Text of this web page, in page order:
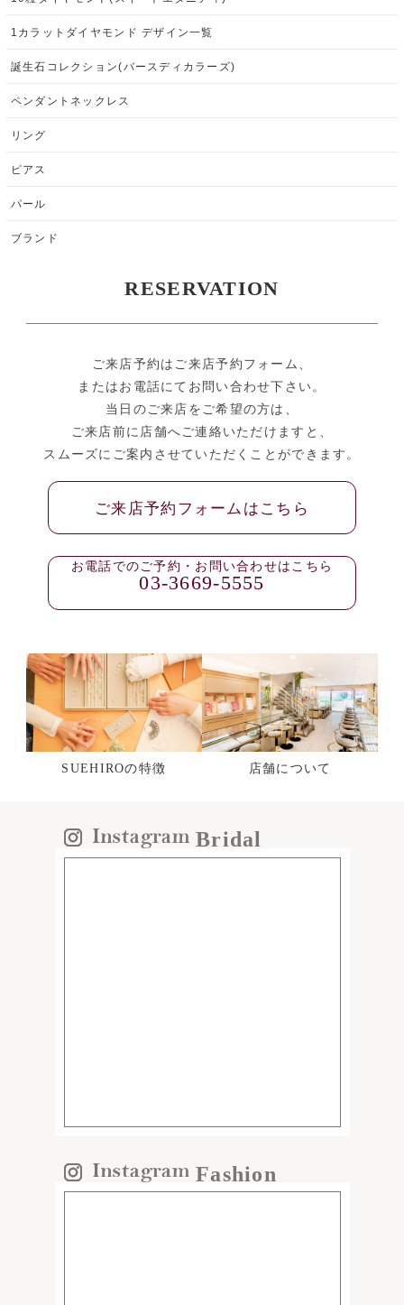
1カラットダイヤモンド デザイン一覧
誕生石コレクション(バースディカラーズ)
ペンダントネックレス
リング
ピアス
パール
ブランド
RESERVATION
ご来店予約はご来店予約フォーム、
またはお電話にてお問い合わせ下さい。
当日のご来店をご希望の方は、
ご来店前に店舗へご連絡いただけますと、
スムーズにご案内させていただくことができます。
ご来店予約フォームはこちら
お電話でのご予約・お問い合わせはこちら
03-3669-5555
SUEHIROの特徴 店舗について
Bridal
Fashion